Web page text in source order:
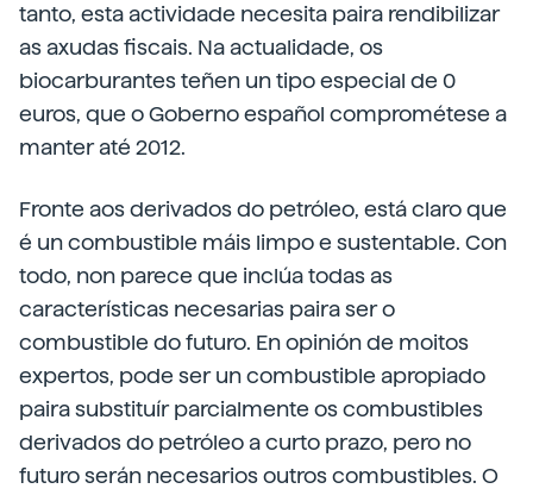
tanto, esta actividade necesita paira rendibilizar
as axudas fiscais. Na actualidade, os
biocarburantes teñen un tipo especial de 0
euros, que o Goberno español comprométese a
manter até 2012.
Fronte aos derivados do petróleo, está claro que
é un combustible máis limpo e sustentable. Con
todo, non parece que inclúa todas as
características necesarias paira ser o
combustible do futuro. En opinión de moitos
expertos, pode ser un combustible apropiado
paira substituír parcialmente os combustibles
derivados do petróleo a curto prazo, pero no
futuro serán necesarios outros combustibles. O